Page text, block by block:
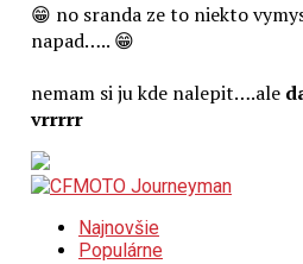
😁 no sranda ze to niekto
napad….. 😁
nemam si ju kde nalepit….ale
vrrrrr
Najnovšie
Populárne